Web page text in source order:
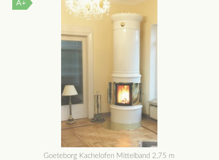
A+
Goeteborg Kachelofen Mittelband 2,75 m